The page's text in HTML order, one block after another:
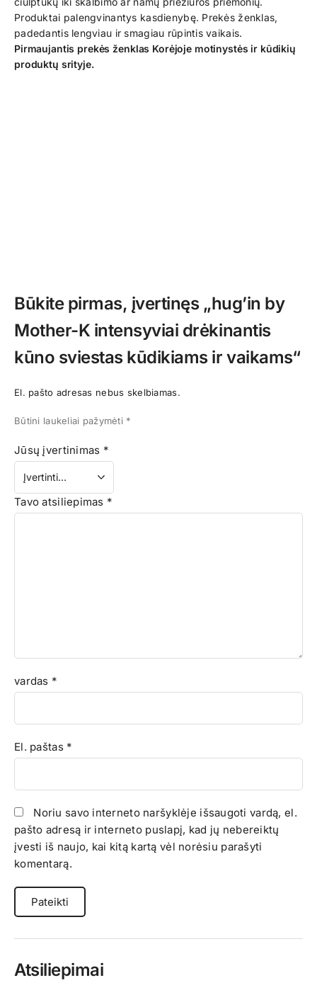
Produktai palengvinantys kasdienybę. Prekės ženklas,
padedantis lengviau ir smagiau rūpintis vaikais.
Pirmaujantis prekės ženklas Korėjoje motinystės ir kūdikių
produktų srityje.
Būkite pirmas, įvertinęs „hug’in by
Mother-K intensyviai drėkinantis
kūno sviestas kūdikiams ir vaikams“
El. pašto adresas nebus skelbiamas.
Būtini laukeliai pažymėti *
Jūsų įvertinimas *
Tavo atsiliepimas *
vardas *
El. paštas *
Noriu savo interneto naršyklėje išsaugoti vardą, el.
pašto adresą ir interneto puslapį, kad jų nebereiktų
įvesti iš naujo, kai kitą kartą vėl norėsiu parašyti
komentarą.
Atsiliepimai